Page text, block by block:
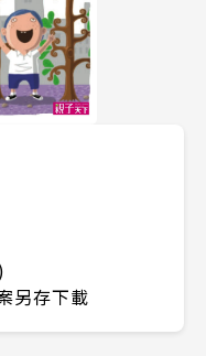
另存下載